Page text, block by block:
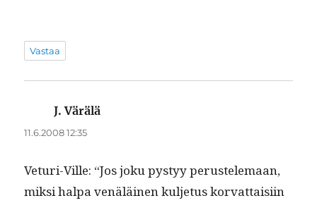
Vastaa
J. Värälä
11.6.2008 12:35
Veturi-Ville: “Jos joku pystyy perustele­maan,
mik­si hal­pa venäläi­nen kul­je­tus kor­vat­taisi­in